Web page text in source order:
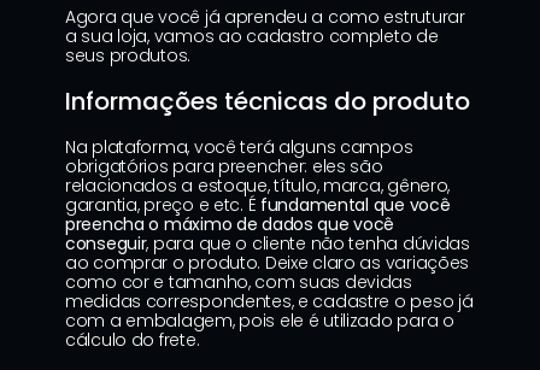
Agora que você já aprendeu a como estruturar
a sua loja, vamos ao cadastro completo de
seus produtos.
Informações técnicas do produto
Na plataforma, você terá alguns campos
obrigatórios para preencher: eles são
relacionados a estoque, título, marca, gênero,
garantia, preço e etc. É fundamental que você
preencha o máximo de dados que você
conseguir, para que o cliente não tenha dúvidas
ao comprar o produto. Deixe claro as variações
como cor e tamanho, com suas devidas
medidas correspondentes, e cadastre o peso já
com a embalagem, pois ele é utilizado para o
cálculo do frete.